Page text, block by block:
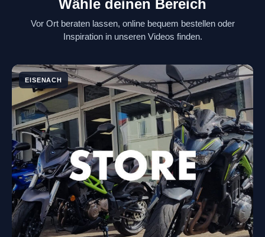
Wähle deinen Bereich
Vor Ort beraten lassen, online bequem bestellen oder
Inspiration in unseren Videos finden.
EISENACH